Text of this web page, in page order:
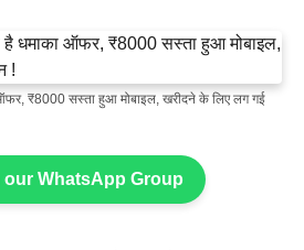
₹8000 सस्ता हुआ मोबाइल, खरीदने के लिए लग गई
our WhatsApp Group